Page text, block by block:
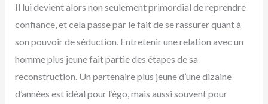
Il lui devient alors non seulement primordial de reprendre
confiance, et cela passe par le fait de se rassurer quant à
son pouvoir de séduction. Entretenir une relation avec un
homme plus jeune fait partie des étapes de sa
reconstruction. Un partenaire plus jeune d’une dizaine
d’années est idéal pour l’égo, mais aussi souvent pour